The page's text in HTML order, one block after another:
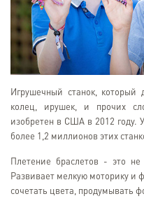
Игрушечный станок, который
колец, ирушек, и прочих
изобретен в США в 2012 году.
более 1,2 миллионов этих
Плетение браслетов - это
Развивает мелкую моторику и
сочетать цвета, продумывать